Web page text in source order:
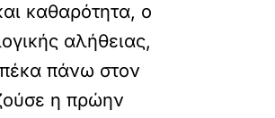
καθαρότητα, ο
αλήθειας,
πάνω στον
η πρώην